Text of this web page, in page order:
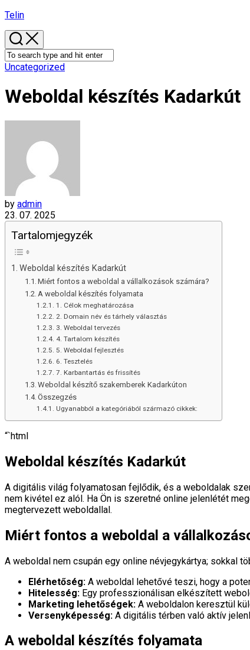
Skip
content
Telin
Uncategorized
Weboldal készítés​ Kadarkút
by admin
23. 07. 2025
Tartalomjegyzék
Weboldal készítés Kadarkút
Miért fontos a weboldal a vállalkozások számára?
A weboldal készítés folyamata
1. Célok meghatározása
2. Domain név és tárhely választás
3. Weboldal tervezés
4. Tartalom készítés
5. Weboldal fejlesztés
6. Tesztelés
7. Karbantartás és frissítés
Weboldal készítő szakemberek Kadarkúton
Összegzés
Ugyanabból a kategóriából származó cikkek:
“`html
Weboldal készítés Kadarkút
A digitális világ folyamatosan fejlődik, és a weboldalak
nem kivétel ez alól. Ha Ön is szeretné online jelenlétét
megtervezett weboldallal.
Miért fontos a weboldal a
A weboldal nem csupán egy online névjegykártya; sokkal
Elérhetőség: A weboldal lehetővé teszi, hogy a
Hitelesség: Egy professzionálisan elkészített
Marketing lehetőségek: A weboldalon keresztül
Versenyképesség: A digitális térben való aktív
A weboldal készítés folyamata